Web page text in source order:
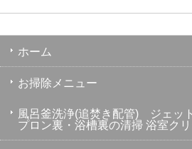
ホーム
お掃除メニュー
風呂釜洗浄(追焚き配管) ジ
プロン裏・浴槽裏の清掃 浴室ク